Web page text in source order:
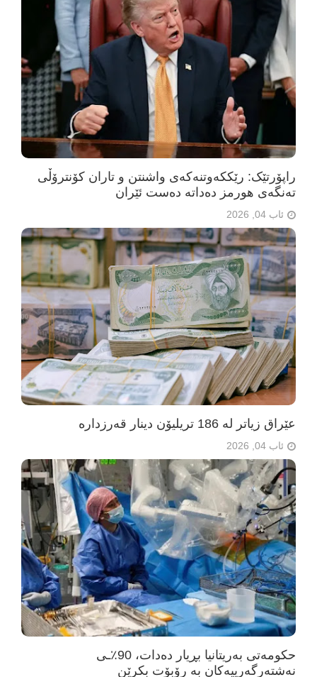
راپۆرتێک: رێککەوتنەکەی واشنتن و تاران کۆنترۆڵی
تەنگەی هورمز دەداتە دەست ئێران
ئاب 04, 2026
عێراق زیاتر لە 186 تریلیۆن دینار قەرزدارە
ئاب 04, 2026
حکومەتی بەریتانیا بڕیار دەدات، 90٪ـی
نەشتەرگەرییەکان بە رۆبۆت بکرێن